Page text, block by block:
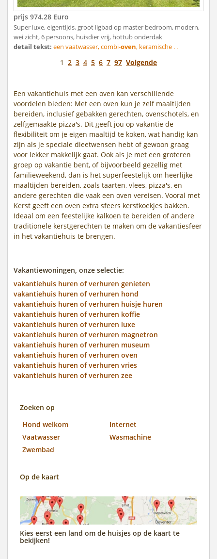
prijs 974.28 Euro
Super luxe, eigentijds, groot ligbad op master bedroom, modern,
wei zicht, 6 persoons, huisdier vrij, hottub onderdak
detail tekst: een vaatwasser, combi-oven, keramische . .
1 2 3 4 5 6 7 97 Volgende
Een vakantiehuis met een oven kan verschillende
voordelen bieden: Met een oven kun je zelf maaltijden
bereiden, inclusief gebakken gerechten, ovenschotels, en
zelfgemaakte pizza's. Dit geeft jou op vakantie de
flexibiliteit om je eigen maaltijd te koken, wat handig kan
zijn als je speciale dieetwensen hebt of gewoon graag
voor lekker makkelijk gaat. Ook als je met een groteren
groep op vakantie bent, of bijvoorbeeld gezellig met
familieweekend, dan is het superfeestelijk om heerlijke
maaltijden bereiden, zoals taarten, vlees, pizza's, en
andere gerechten die vaak een oven vereisen. Vooral met
Kerst geeft een oven extra sfeers kerstkoekjes bakken.
Ideaal om een feestelijke kalkoen te bereiden of andere
traditionele kerstgerechten te maken om de vakantiesfeer
in het vakantiehuis te brengen.
Vakantiewoningen, onze selectie:
vakantiehuis huren of verhuren genieten
vakantiehuis huren of verhuren hond
vakantiehuis huren of verhuren huisje huren
vakantiehuis huren of verhuren koffie
vakantiehuis huren of verhuren luxe
vakantiehuis huren of verhuren magnetron
vakantiehuis huren of verhuren museum
vakantiehuis huren of verhuren oven
vakantiehuis huren of verhuren vries
vakantiehuis huren of verhuren zee
Zoeken op
Hond welkom
Internet
Vaatwasser
Wasmachine
Zwembad
Op de kaart
Kies eerst een land om de huisjes op de kaart te
bekijken!